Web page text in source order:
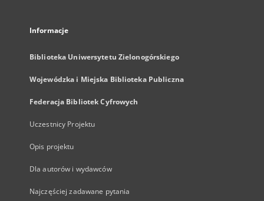
Informacje
Biblioteka Uniwersytetu Zielonogórskiego
Wojewódzka i Miejska Biblioteka Publiczna
Federacja Bibliotek Cyfrowych
Uczestnicy Projektu
Opis projektu
Dla autorów i wydawców
Najczęściej zadawane pytania